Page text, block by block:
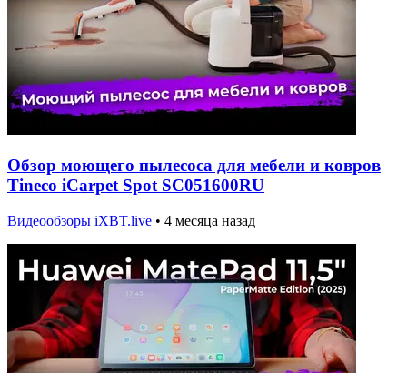
Обзор моющего пылесоса для мебели и ковров
Tineco iCarpet Spot SC051600RU
Видеообзоры iXBT.live • 4 месяца назад